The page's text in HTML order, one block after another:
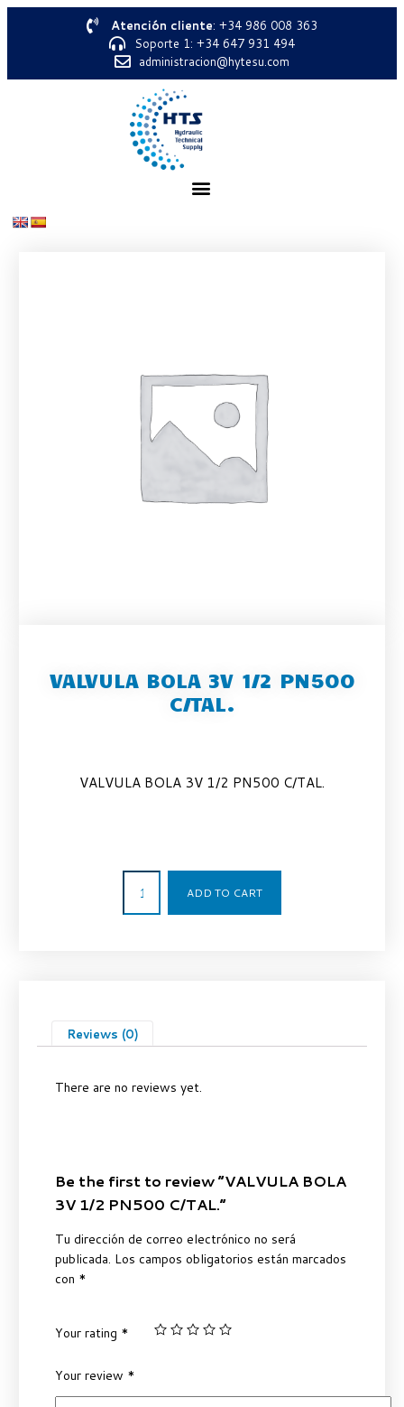
Atención cliente: +34 986 008 363
Soporte 1: +34 647 931 494
administracion@hytesu.com
VALVULA BOLA 3V 1/2 PN500
C/TAL.
VALVULA BOLA 3V 1/2 PN500 C/TAL.
ADD TO CART
Reviews (0)
There are no reviews yet.
Be the first to review “VALVULA BOLA
3V 1/2 PN500 C/TAL.”
Tu dirección de correo electrónico no será
publicada. Los campos obligatorios están marcados
con *
Your rating *
Your review *